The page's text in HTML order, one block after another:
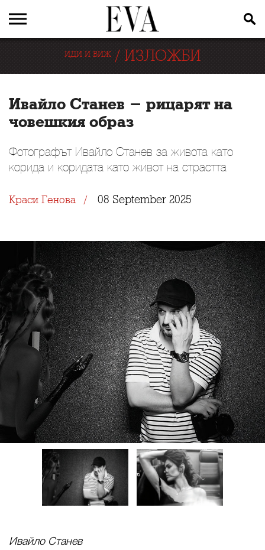
ИДИ И ВИЖ/ ИЗЛОЖБИ
Ивайло Станев - рицарят на
човешкия образ
Фотографът Ивайло Станев за живота като
корида и коридата като живот на страстта
Краси Генова 08 September 2025
Ивайло Станев